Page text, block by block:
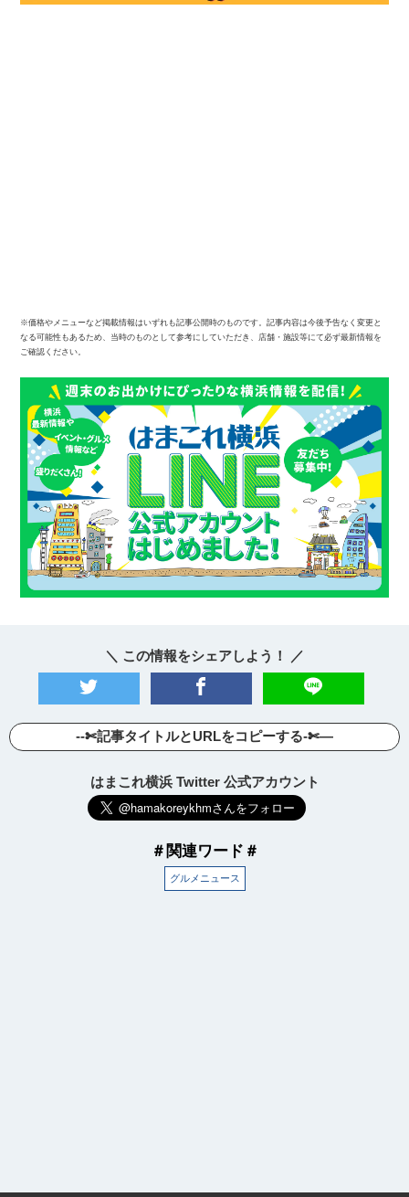
※価格やメニューなど掲載情報はいずれも記事公開時のものです。記事内容は今後予告なく変更と
なる可能性もあるため、当時のものとして参考にしていただき、店舗・施設等にて必ず最新情報を
ご確認ください。
＼ この情報をシェアしよう！ ／
--✄記事タイトルとURLをコピーする-✄—
はまこれ横浜 Twitter 公式アカウント
＃関連ワード＃
グルメニュース